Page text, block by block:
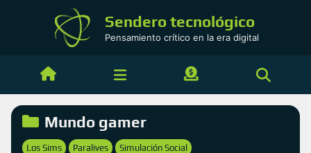
Sendero tecnológico
Pensamiento crítico en la era digital
Categorías
Mundo gamer
Los Sims Paralives Simulación Social